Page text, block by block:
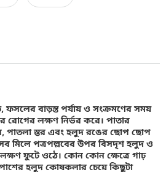
বাড়ন্ত পর্যায় ও সংক্রমণের সময়
রোগের লক্ষণ নির্ভর করে। পাতার
পাতলা স্তর এবং হলুদ রঙের ছোপ ছোপ
মিলে পত্রপল্লবের উপর বিসদৃশ হলুদ ও
ফুটে ওঠে। কোন কোন ক্ষেত্রে গাঢ়
হলুদ কোষকলার চেয়ে কিছুটা